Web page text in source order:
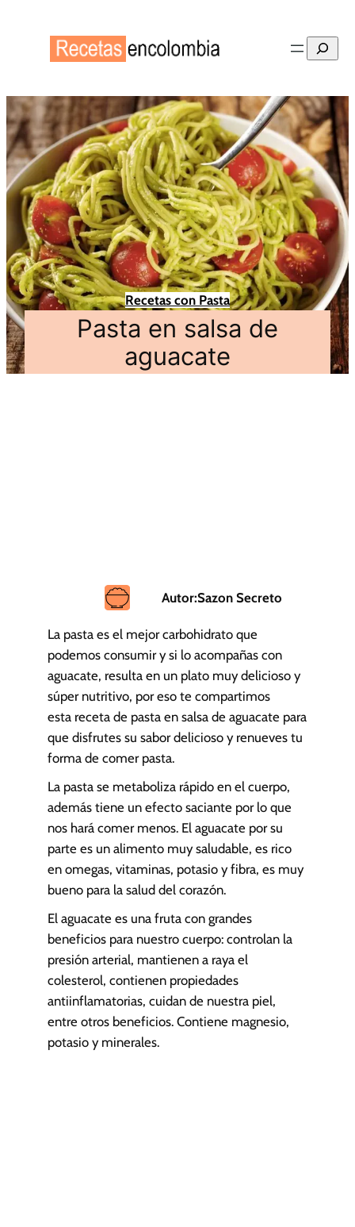
Buscar
Recetas con Pasta
Pasta en salsa de
aguacate
Autor:Sazon Secreto
La pasta es el mejor carbohidrato que
podemos consumir y si lo acompañas con
aguacate, resulta en un plato muy delicioso y
súper nutritivo, por eso te compartimos
esta receta de pasta en salsa de aguacate para
que disfrutes su sabor delicioso y renueves tu
forma de comer pasta.
La pasta se metaboliza rápido en el cuerpo,
además tiene un efecto saciante por lo que
nos hará comer menos. El aguacate por su
parte es un alimento muy saludable, es rico
en omegas, vitaminas, potasio y fibra, es muy
bueno para la salud del corazón.
El aguacate es una fruta con grandes
beneficios para nuestro cuerpo: controlan la
presión arterial, mantienen a raya el
colesterol, contienen propiedades
antiinflamatorias, cuidan de nuestra piel,
entre otros beneficios. Contiene magnesio,
potasio y minerales.